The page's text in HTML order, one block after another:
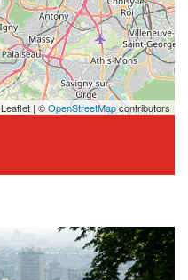
Leaflet | ©OpenStreetMapcontributors